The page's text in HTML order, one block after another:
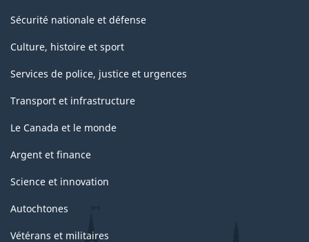
Sécurité nationale et défense
Culture, histoire et sport
Services de police, justice et urgences
Transport et infrastructure
Le Canada et le monde
Argent et finance
Science et innovation
Autochtones
Vétérans et militaires